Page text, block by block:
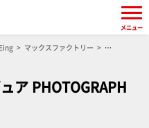
マックスファクトリー
ア PHOTOGRAPH
メニュー